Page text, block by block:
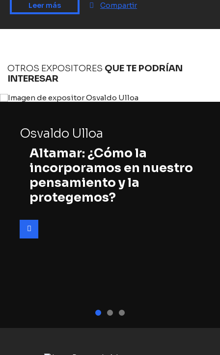
Leer más Compartir
OTROS EXPOSITORES QUE TE PODRÍAN
INTERESAR
Osvaldo Ulloa
Altamar: ¿Cómo la
incorporamos en nuestro
pensamiento y la
protegemos?